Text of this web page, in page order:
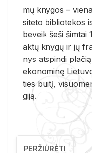
mų kny­gos –
si­te­to bi­b­lio­te­kos
be­veik šeši šim­tai
aktų kny­gų ir jų
nys at­spin­di
eko­no­mi­nę
ties bui­tį,
gi­ją.
PERŽIŪRĖTI